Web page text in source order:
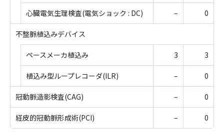
心臓電気生理検査(電気ショック : DC) – 0
不整脈植込みデバイス
ペースメーカ植込み 3 3
植込み型ループレコーダ(ILR) – 0
冠動脈造影検査(CAG) – 0
経皮的冠動脈形成術(PCI) – 0